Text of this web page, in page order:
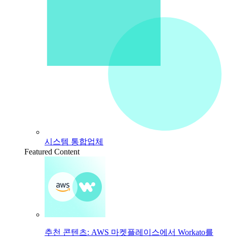
시스템 통합업체
Featured Content
추천 콘텐츠: AWS 마켓플레이스에서 Workato를